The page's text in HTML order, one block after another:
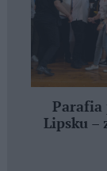
Parafia
Lipsku –